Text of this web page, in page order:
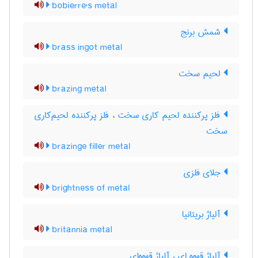
bobierre's metal
شمش برنج
brass ingot metal
لحیم سخت
brazing metal
فلز پرکننده لحیم کاری سخت ، فلز پرکننده لحیم‌کاری
سخت
brazinge filler metal
جلای فلزی
brightness of metal
آلیاژ بریتانیا
britannia metal